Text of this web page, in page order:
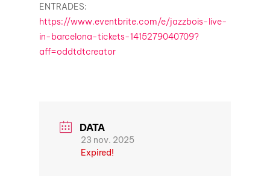
ENTRADES:
https://www.eventbrite.com/e/jazzbois-live-
in-barcelona-tickets-1415279040709?
aff=oddtdtcreator
DATA
23 nov. 2025
Expired!